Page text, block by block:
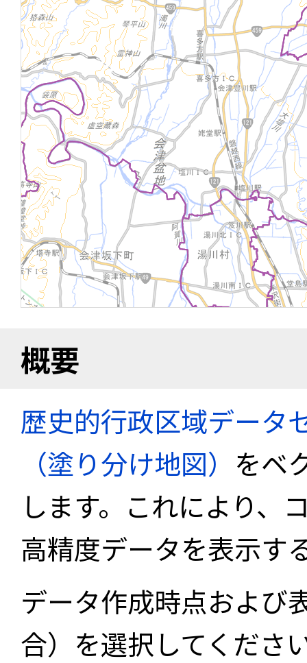
概要
歴史的行政区域データ
（塗り分け地図） をベ
します。これにより、
高精度データを表示す
データ作成時点および
合）を選択してくださ